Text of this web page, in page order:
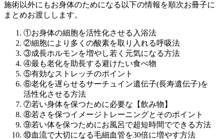
施術以外にもお身体のためになる以下の情報を順次お冊子に
まとめお渡しします。
①お身体の細胞を活性化させる入浴法
②細胞により多くの酸素を取り入れる呼吸法
③成長ホルモンを増やし若く元気になる方法
④最も老化を助長する避けたい食べ物
⑤有効なストレッチのポイント
⑥老化を遅らせるサーチュイン遺伝子(長寿遺伝子)を
活性化させる方法
⑦若い身体を保つために必要な【飲み物】
⑧若さを保つイメージトレーニングとそのポイント
⑨若い体を保つためにお風呂で超短時間でできる方法
⑩血流で大切になる毛細血管を30倍に増やす方法